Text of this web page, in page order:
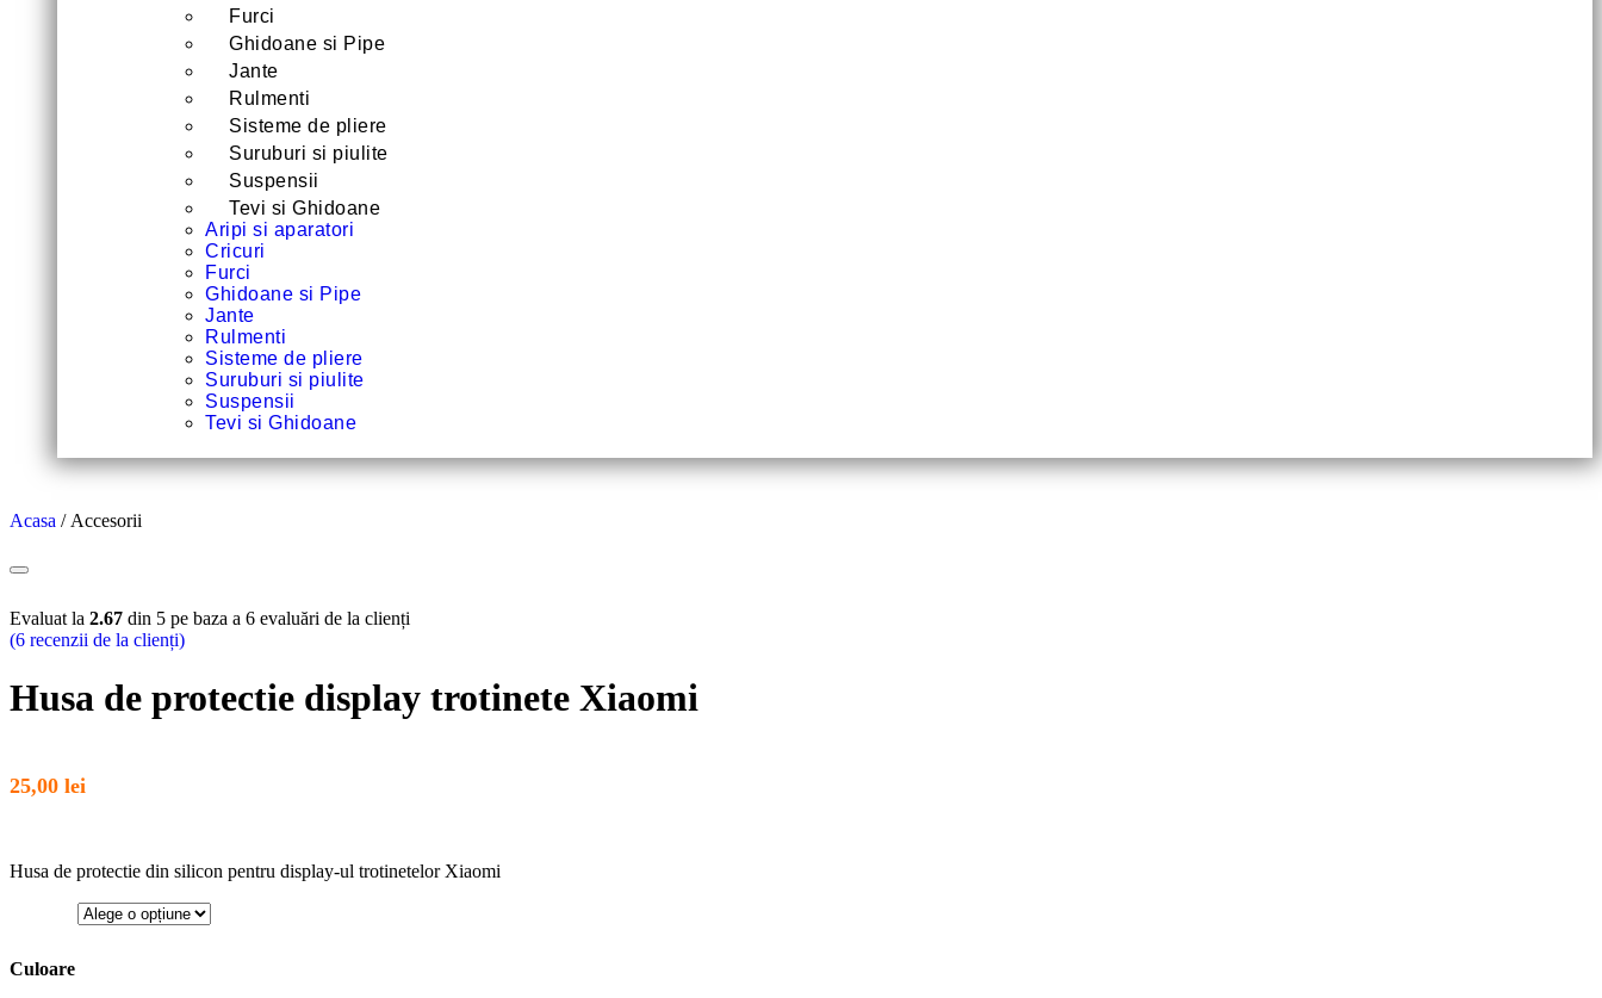
Furci
Ghidoane si Pipe
Jante
Rulmenti
Sisteme de pliere
Suruburi si piulite
Suspensii
Tevi si Ghidoane
Aripi si aparatori
Cricuri
Furci
Ghidoane si Pipe
Jante
Rulmenti
Sisteme de pliere
Suruburi si piulite
Suspensii
Tevi si Ghidoane
Acasa / Accesorii
Evaluat la 2.67 din 5 pe baza a 6 evaluări de la clienți
(6 recenzii de la clienți)
Husa de protectie display trotinete Xiaomi
25,00 lei
Husa de protectie din silicon pentru display-ul trotinetelor Xiaomi
Culoare